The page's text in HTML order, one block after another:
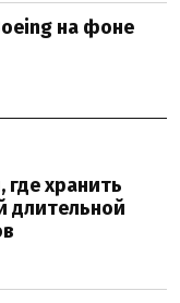
на фоне
хранить
длительной